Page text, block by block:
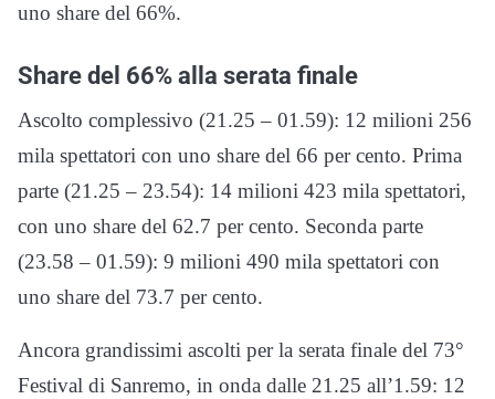
uno share del 66%.
Share del 66% alla serata finale
Ascolto complessivo (21.25 – 01.59): 12 milioni 256
mila spettatori con uno share del 66 per cento. Prima
parte (21.25 – 23.54): 14 milioni 423 mila spettatori,
con uno share del 62.7 per cento. Seconda parte
(23.58 – 01.59): 9 milioni 490 mila spettatori con
uno share del 73.7 per cento.
Ancora grandissimi ascolti per la serata finale del 73°
Festival di Sanremo, in onda dalle 21.25 all’1.59: 12